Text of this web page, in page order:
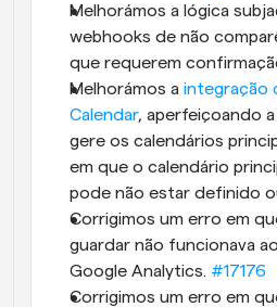
Melhorámos a lógica
webhooks de não
que requerem
Melhorámos a integração
Calendar, aperfeiçoando
gere os calendários
em que o calendário
pode não estar definido
Corrigimos um erro em
guardar não funcionava
Google Analytics. #17176
Corrigimos um erro em